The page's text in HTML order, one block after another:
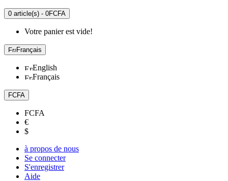
0 article(s) - 0FCFA
Votre panier est vide!
Français
English
Français
FCFA
FCFA
€
$
à propos de nous
Se connecter
S'enregistrer
Aide